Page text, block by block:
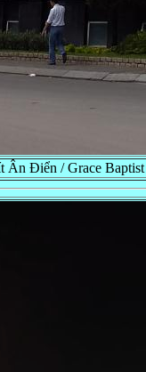
Ân Điển / Grace